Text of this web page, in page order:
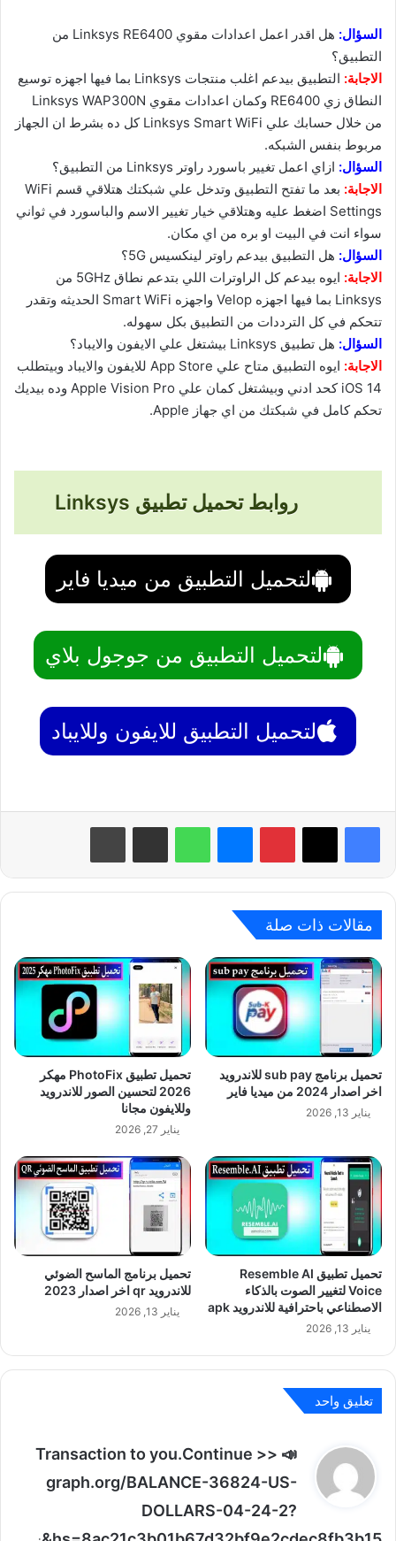
السؤال:
هل اقدر اعمل اعدادات مقوي Linksys RE6400 من
التطبيق؟
الاجابة:
التطبيق بيدعم اغلب منتجات Linksys بما فيها اجهزه توسيع
النطاق زي RE6400 وكمان اعدادات مقوي Linksys WAP300N
من خلال حسابك علي Linksys Smart WiFi كل ده بشرط ان الجهاز
مربوط بنفس الشبكه.
السؤال: ازاي اعمل تغيير باسورد راوتر Linksys من التطبيق؟
الاجابة:
بعد ما تفتح التطبيق وتدخل علي شبكتك هتلاقي قسم WiFi
Settings اضغط عليه وهتلاقي خيار تغيير الاسم والباسورد في ثواني
سواء انت في البيت او بره من اي مكان.
السؤال: هل التطبيق بيدعم راوتر لينكسيس 5G؟
الاجابة:
ايوه بيدعم كل الراوترات اللي بتدعم نطاق 5GHz من
Linksys بما فيها اجهزه Velop واجهزه Smart WiFi الحديثه وتقدر
تتحكم في كل الترددات من التطبيق بكل سهوله.
السؤال: هل تطبيق Linksys بيشتغل علي الايفون والايباد؟
الاجابة:
ايوه التطبيق متاح علي App Store للايفون والايباد وبيتطلب
iOS 14 كحد ادني وبيشتغل كمان علي Apple Vision Pro وده بيديك
تحكم كامل في شبكتك من اي جهاز Apple.
روابط تحميل تطبيق Linksys
لتحميل التطبيق من ميديا فاير
لتحميل التطبيق من جوجول بلاي
لتحميل التطبيق للايفون وللايباد
بينتيريست واتساب
مقالات ذات صلة
تحميل برنامج sub pay للاندرويد
اخر اصدار 2024 من ميديا فاير
يناير 13, 2026
تحميل تطبيق PhotoFix مهكر
2026 لتحسين الصور للاندرويد
وللايفون مجانا
يناير 27, 2026
تحميل تطبيق Resemble AI
Voice لتغيير الصوت بالذكاء
الاصطناعي باحترافية للاندرويد apk
يناير 13, 2026
تحميل برنامج الماسح الضوئي
للاندرويد qr اخر اصدار 2023
يناير 13, 2026
تعليق واحد
ي
ل
📣 Transaction to you.Continue >>
graph.org/BALANCE-36824-US-
DOLLARS-04-24-2?